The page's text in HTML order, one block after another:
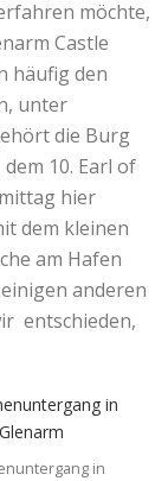
möchte,
Castle
häufig den
unter
die Burg
10. Earl of
hier
dem kleinen
am Hafen
anderen
entschieden,
in